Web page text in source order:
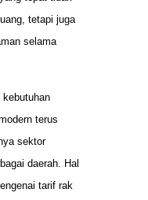
tetapi juga
selama
kebutuhan
terus
sektor
daerah. Hal
tarif rak